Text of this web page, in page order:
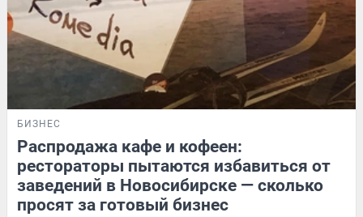
БИЗНЕС
Распродажа кафе и кофеен:
рестораторы пытаются избавиться от
заведений в Новосибирске — сколько
просят за готовый бизнес